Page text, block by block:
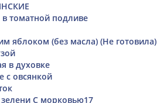
томатной подливе
яблоком (без масла) (Не готовила)
в духовке
с овсянкой
С морковью17